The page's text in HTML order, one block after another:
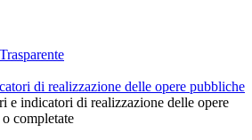
di realizzazione delle opere pubbliche
e indicatori di realizzazione delle opere
completate